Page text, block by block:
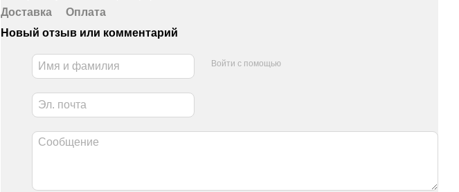
Доставка
Оплата
Новый отзыв или комментарий
Войти с помощью